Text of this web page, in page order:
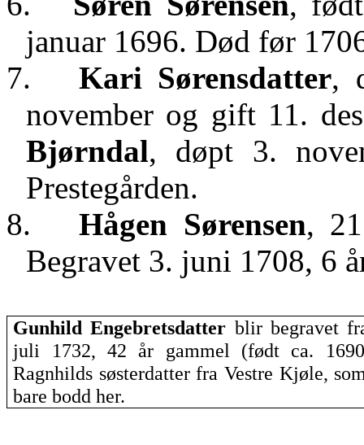
januar 1696. Død før
7.
Kari Sørensdatter,
november og gift 11.
Bjørndal, døpt 3.
Prestegården.
8.
Hågen Sørensen,
Begravet 3. juni 1708, 6
GunhildEngebretsdatter blir begravet
juli 1732, 42 år gammel (født ca.
Ragnhilds søsterdatter fra Vestre Kjøle,
bare bodd her.